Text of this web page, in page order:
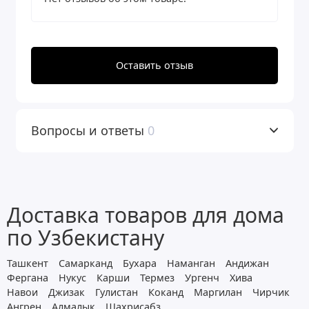
умягчение воды) фильтрует
механические примеси на стадии
оборудование от повреждения и
свойства) на стадии финишной
очистки.
Фильтрующий материал БАРЬЕР
Оставить отзыв
Вопросы и ответы 0
Доставка товаров для дома
по Узбекистану
Ташкент Самарканд Бухара Наманган
Андижан
Фергана
Нукус Карши Термез Ургенч
Хива
Навои
Джизак Гулистан Коканд Маргилан
Чирчик
Ангрен
Алмалык Шахрисабз